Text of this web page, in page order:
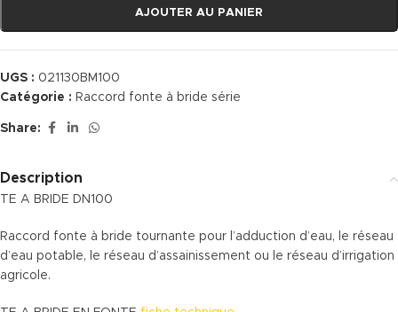
AJOUTER AU PANIER
UGS : 021130BM100
Catégorie : Raccord fonte à bride série
Share:
Description
TE A BRIDE DN100
Raccord fonte à bride tournante pour l’adduction d’eau, le réseau
d’eau potable, le réseau d’assainissement ou le réseau d’irrigation
agricole.